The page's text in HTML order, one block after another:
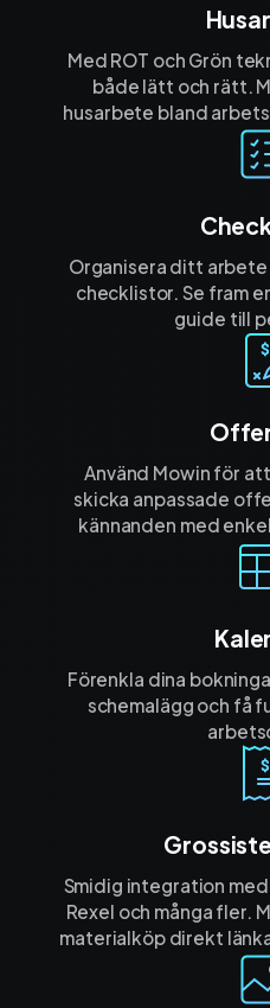
Med ROT och Grön
både lätt och rätt.
husarbete bland
Organisera ditt arbete
checklistor. Se fram
guide till
Använd Mowin för
skicka anpassade
kännanden med
Förenkla dina
schemalägg och få
Smidig integration
Rexel och många fler.
materialköp direkt